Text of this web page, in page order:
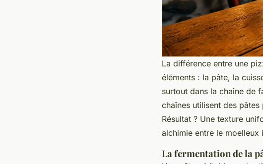
La différence entre une
éléments : la pâte, la
surtout dans la chaîne de
chaînes utilisent des
Résultat ? Une texture
alchimie entre le moelleux
La fermentation de la